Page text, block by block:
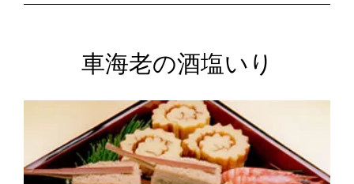
車海老の酒塩いり